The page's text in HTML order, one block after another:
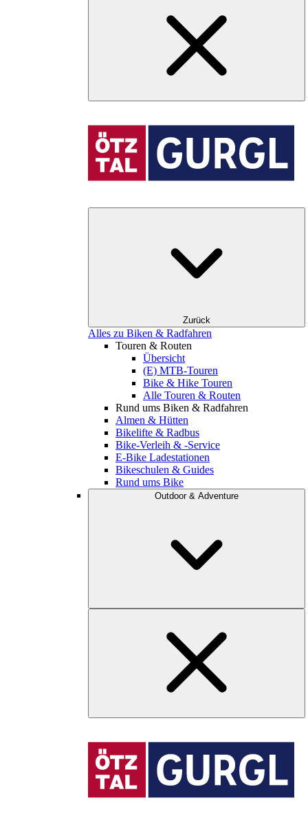
Zurück
Alles zu Biken & Radfahren
Touren & Routen
Übersicht
(E) MTB-Touren
Bike & Hike Touren
Alle Touren & Routen
Rund ums Biken & Radfahren
Almen & Hütten
Bikelifte & Radbus
Bike-Verleih & -Service
E-Bike Ladestationen
Bikeschulen & Guides
Rund ums Bike
Outdoor & Adventure